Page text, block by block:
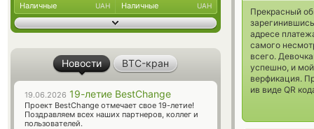
Прекрасный
адресе
самого
всего.
успешно, и
верфикация.
ив виде QR
Наличные UAH Наличные UAH
Новости BTC-кран
19.06.2026 19-летие BestChange
Проект BestChange отмечает свое 19-летие!
Поздравляем всех наших партнеров, коллег и
пользователей.